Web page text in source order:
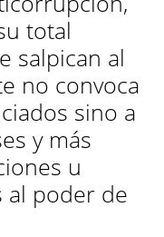
total
salpican al
no convoca
sino a
y más
u
al poder de